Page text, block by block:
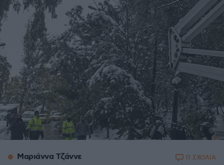
Μαριάννα Τζάννε 11 ΣΧΟΛΙΑ